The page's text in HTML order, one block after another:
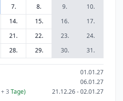
7. 8. 9.
10.
14. 15. 16.
17.
21. 22. 23.
24.
28. 29. 30. 31.
01.01.27
06.01.27
+ 3 Tage) 21.12.26 - 02.01.27